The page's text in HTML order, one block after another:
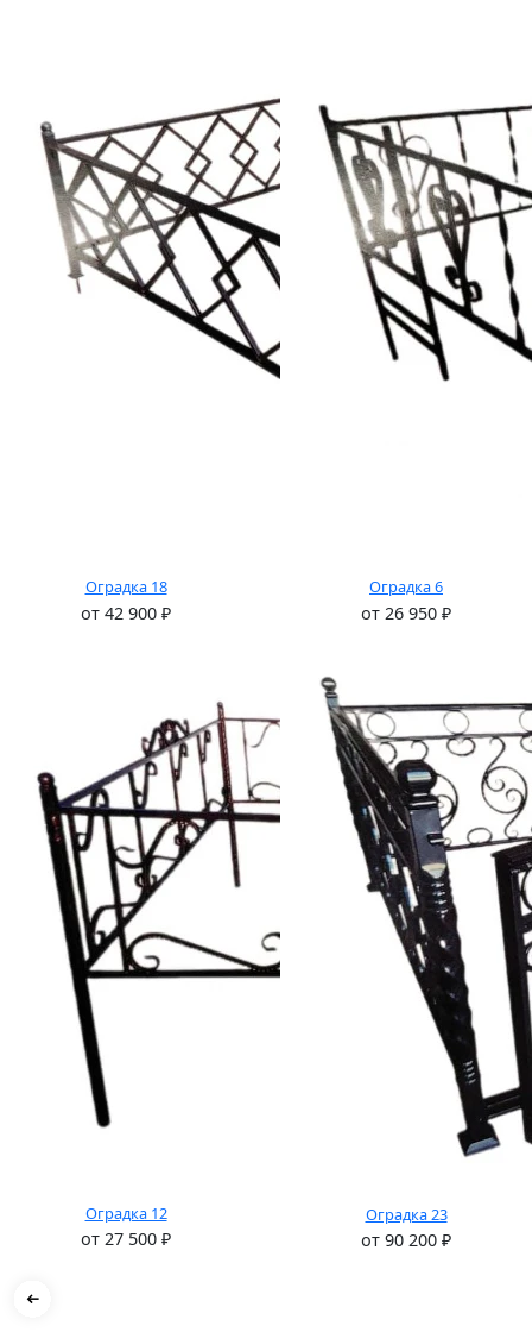
Оградка 18
от 42 900 ₽
Оградка 6
от 26 950 ₽
Оградка 12
от 27 500 ₽
Оградка 23
от 90 200 ₽